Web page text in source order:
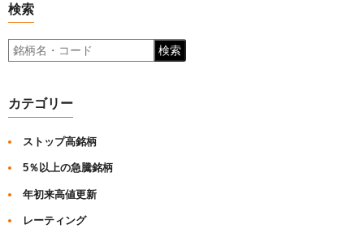
検索
検索
カテゴリー
ストップ高銘柄
5％以上の急騰銘柄
年初来高値更新
レーティング